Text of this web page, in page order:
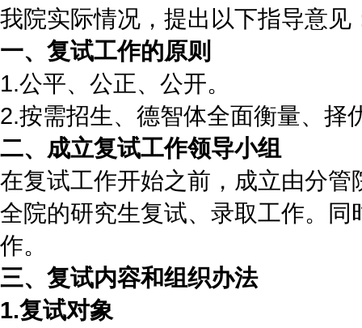
我院实际情况，提出以下指导意见
一、复试工作的原则
1.公平、公正、公开。
2.按需招生、德智体全面衡量、择
二、成立复试工作领导小组
在复试工作开始之前，成立由分
全院的研究生复试、录取工作。
作。
三、复试内容和组织办法
1.复试对象